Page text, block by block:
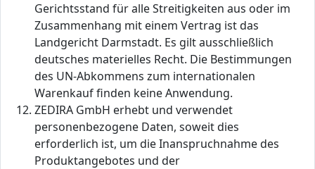
Gerichtsstand für alle Streitigkeiten aus oder im
Zusammenhang mit einem Vertrag ist das
Landgericht Darmstadt. Es gilt ausschließlich
deutsches materielles Recht. Die Bestimmungen
des UN-Abkommens zum internationalen
Warenkauf finden keine Anwendung.
ZEDIRA GmbH erhebt und verwendet
personenbezogene Daten, soweit dies
erforderlich ist, um die Inanspruchnahme des
Produktangebotes und der